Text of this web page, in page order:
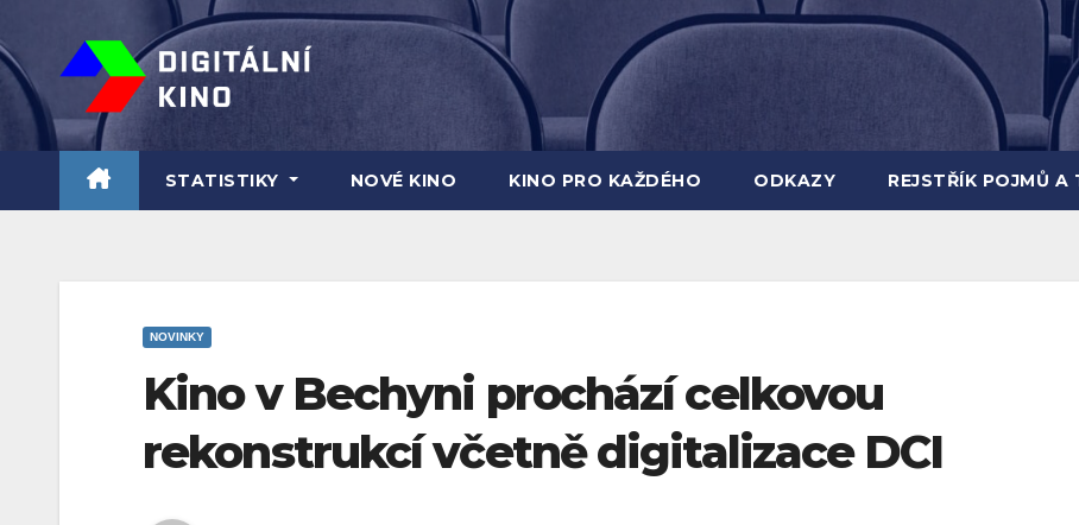
to
content
STATISTIKY NOVÉ KINO KINO PRO KAŽDÉHO ODKAZY REJSTŘÍK POJMŮ A
NOVINKY
Kino v Bechyni prochází celkovou
rekonstrukcí včetně digitalizace DCI